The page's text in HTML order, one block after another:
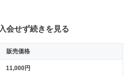
会せず続きを見る
販売価格
11,000円